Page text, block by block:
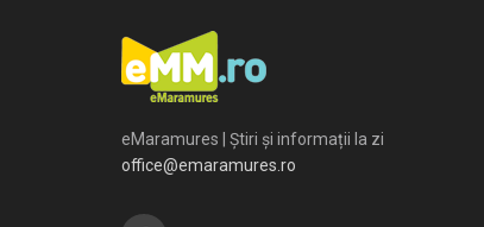
eMaramures | Știri și informații la zi
office@emaramures.ro